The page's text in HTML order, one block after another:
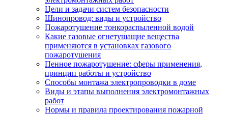
Цели и задачи систем безопасности
Шинопровод: виды и устройство
Пожаротушение тонкораспыленной водой
Какие газовые огнетушащие вещества
применяются в установках газового
пожаротушения
Пенное пожаротушение: сферы применения,
принцип работы и устройство
Способы монтажа электропроводки в доме
Виды и этапы выполнения электромонтажных
работ
Нормы и правила проектирования пожарной